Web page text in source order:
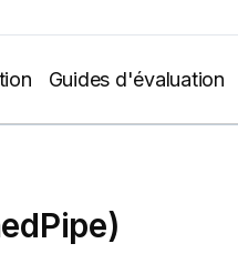
Guides d'évaluation